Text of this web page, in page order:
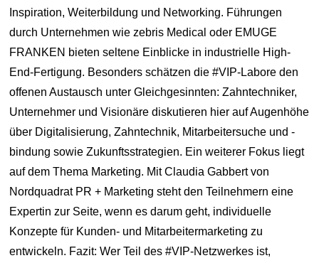
Inspiration, Weiterbildung und Networking. Führungen
durch Unternehmen wie zebris Medical oder EMUGE
FRANKEN bieten seltene Einblicke in industrielle High-
End-Fertigung. Besonders schätzen die #VIP-Labore den
offenen Austausch unter Gleichgesinnten: Zahntechniker,
Unternehmer und Visionäre diskutieren hier auf Augenhöhe
über Digitalisierung, Zahntechnik, Mitarbeitersuche und -
bindung sowie Zukunftsstrategien. Ein weiterer Fokus liegt
auf dem Thema Marketing. Mit Claudia Gabbert von
Nordquadrat PR + Marketing steht den Teilnehmern eine
Expertin zur Seite, wenn es darum geht, individuelle
Konzepte für Kunden- und Mitarbeitermarketing zu
entwickeln. Fazit: Wer Teil des #VIP-Netzwerkes ist,